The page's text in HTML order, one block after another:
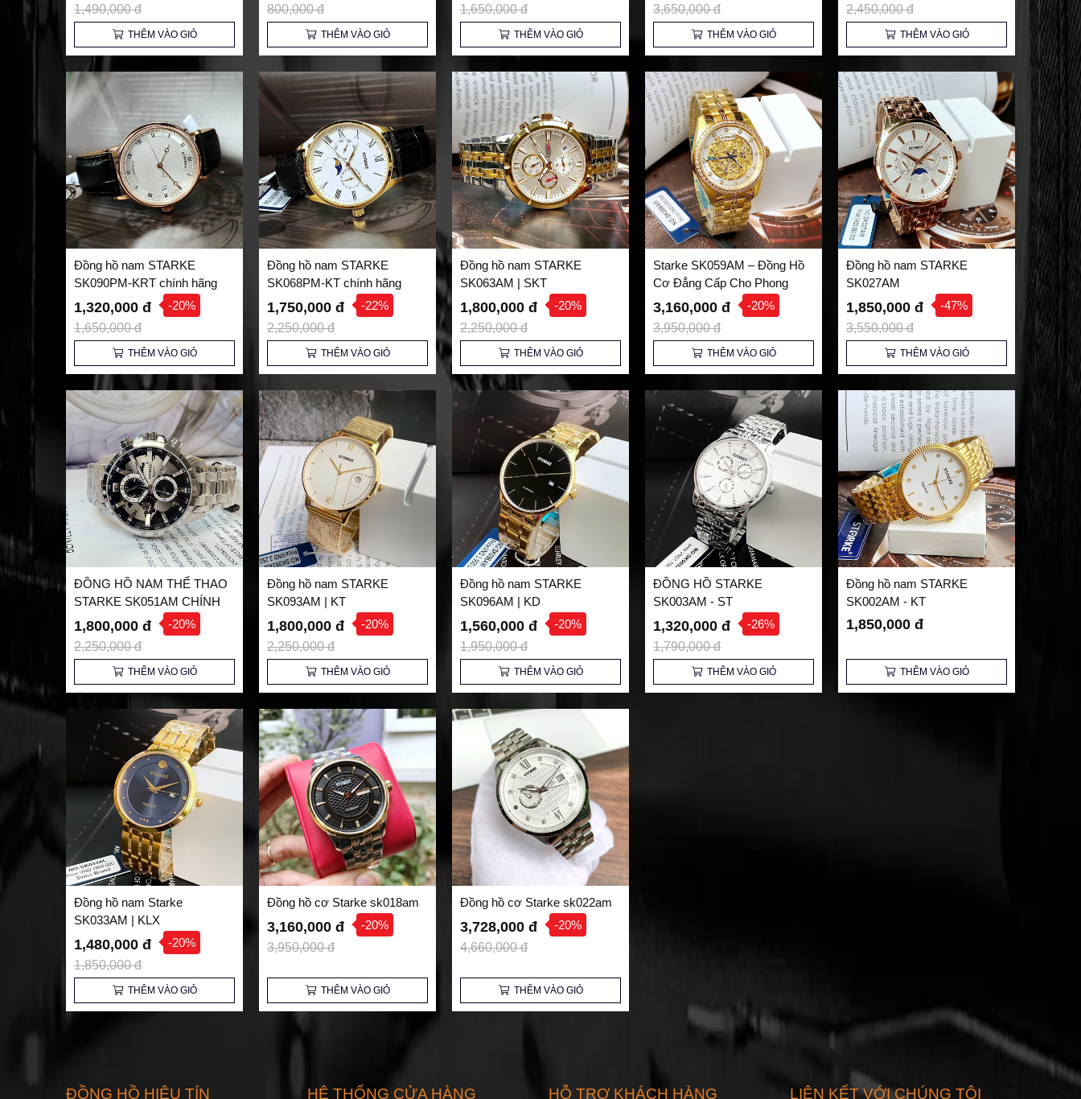
1,490,000 đ
THÊM VÀO GIỎ
800,000 đ
THÊM VÀO GIỎ
1,650,000 đ
THÊM VÀO GIỎ
3,650,000 đ
THÊM VÀO GIỎ
2,450,000 đ
THÊM VÀO GIỎ
Đồng hồ nam STARKE
SK090PM-KRT chính hãng
1,320,000 đ
-20%
1,650,000 đ
THÊM VÀO GIỎ
Đồng hồ nam STARKE
SK068PM-KT chính hãng
1,750,000 đ
-22%
2,250,000 đ
THÊM VÀO GIỎ
Đồng hồ nam STARKE
SK063AM | SKT
1,800,000 đ
-20%
2,250,000 đ
THÊM VÀO GIỎ
Starke SK059AM – Đồng Hồ
Cơ Đẳng Cấp Cho Phong
Cách Nam Tính
3,160,000 đ
-20%
3,950,000 đ
THÊM VÀO GIỎ
Đồng hồ nam STARKE
SK027AM
1,850,000 đ
-47%
3,550,000 đ
THÊM VÀO GIỎ
ĐỒNG HỒ NAM THỂ THAO
STARKE SK051AM CHÍNH
HÃNG
1,800,000 đ
-20%
2,250,000 đ
THÊM VÀO GIỎ
Đồng hồ nam STARKE
SK093AM | KT
1,800,000 đ
-20%
2,250,000 đ
THÊM VÀO GIỎ
Đồng hồ nam STARKE
SK096AM | KD
1,560,000 đ
-20%
1,950,000 đ
THÊM VÀO GIỎ
ĐỒNG HỒ STARKE
SK003AM - ST
1,320,000 đ
-26%
1,790,000 đ
THÊM VÀO GIỎ
Đồng hồ nam STARKE
SK002AM - KT
1,850,000 đ
THÊM VÀO GIỎ
Đồng hồ nam Starke
SK033AM | KLX
1,480,000 đ
-20%
1,850,000 đ
THÊM VÀO GIỎ
Đồng hồ cơ Starke sk018am
3,160,000 đ
-20%
3,950,000 đ
THÊM VÀO GIỎ
Đồng hồ cơ Starke sk022am
3,728,000 đ
-20%
4,660,000 đ
THÊM VÀO GIỎ
ĐỒNG HỒ HIỆU TÍN HỆ THỐNG CỬA HÀNG HỖ TRỢ KHÁCH HÀNG LIÊN KẾT VỚI CHÚNG TÔI